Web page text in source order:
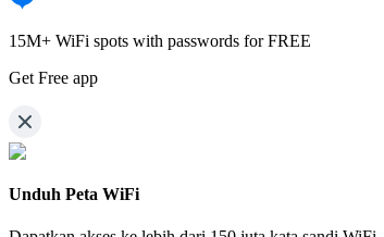
15M+ WiFi spots with passwords for FREE
Get Free app
Unduh Peta WiFi